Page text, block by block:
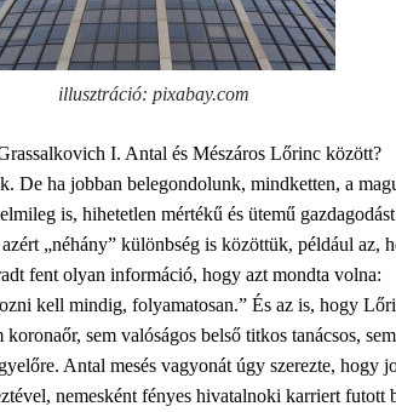
illusztráció: pixabay.com
I. Antal és Mészáros Lőrinc között?
De ha jobban belegondolunk, mindketten, a
is, hihetetlen mértékű és ütemű gazdagodást
„néhány” különbség is közöttük, például az,
fent olyan információ, hogy azt mondta volna:
kell mindig, folyamatosan.” És az is, hogy
sem valóságos belső titkos tanácsos, sem
Antal mesés vagyonát úgy szerezte, hogy
nemesként fényes hivatalnoki karriert futott